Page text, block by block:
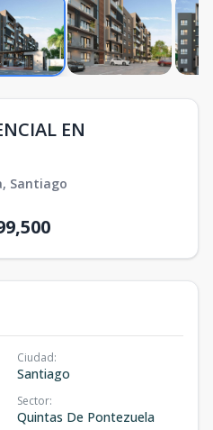
EN
, Santiago
Ciudad:
Santiago
Sector:
Quintas De Pontezuela